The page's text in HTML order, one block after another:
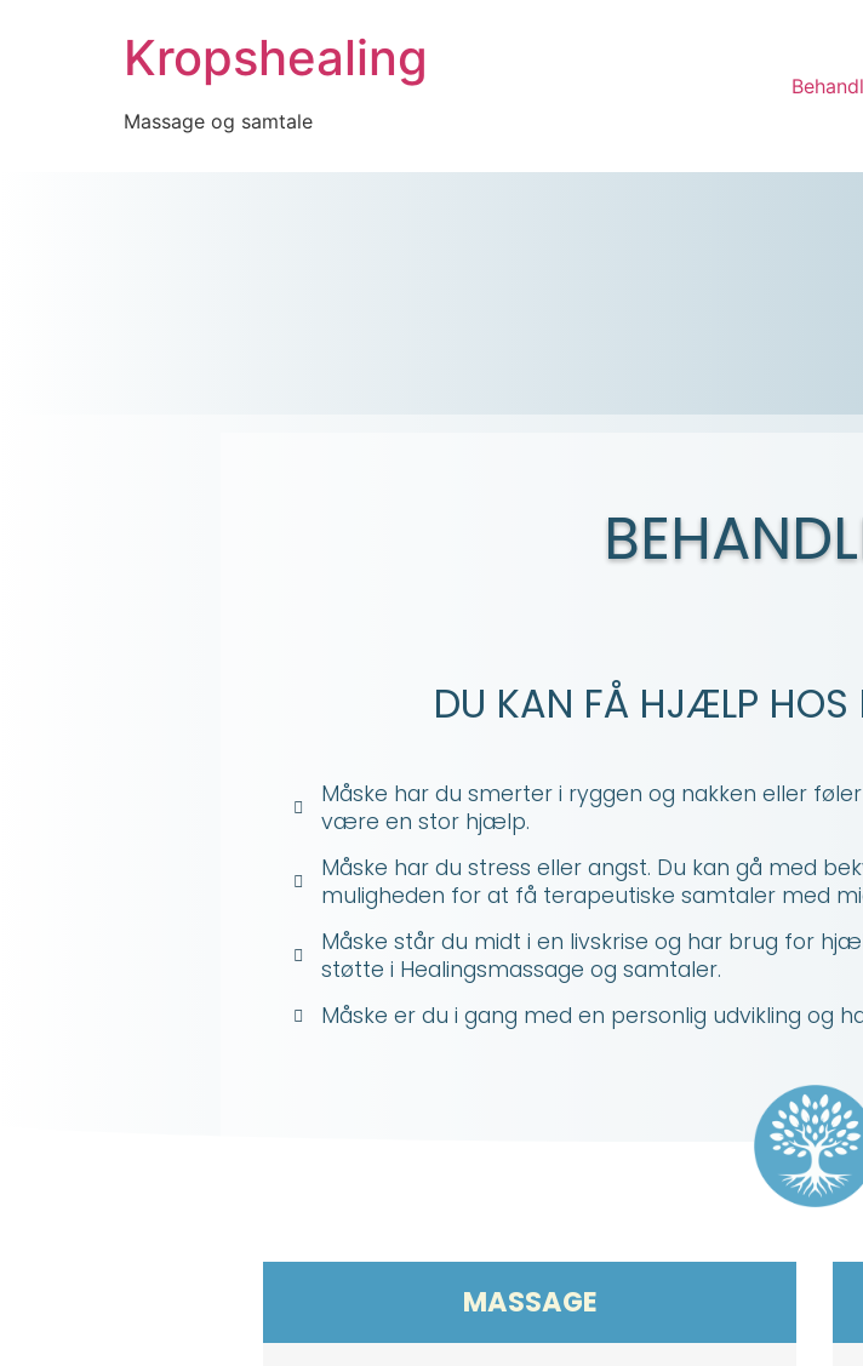
Kropshealing
Massage og samtale
DU KAN FÅ HJÆLP HOS
Måske har du smerter i ryggen og nakken eller
være en stor hjælp.
Måske har du stress eller angst. Du kan gå med
muligheden for at få terapeutiske samtaler med
Måske står du midt i en livskrise og har brug for
støtte i Healingsmassage og samtaler.
Måske er du i gang med en personlig udvikling og
MASSAGE